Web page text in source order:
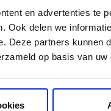
en advertenties te
Ook delen we
Deze partners kunnen
op basis van